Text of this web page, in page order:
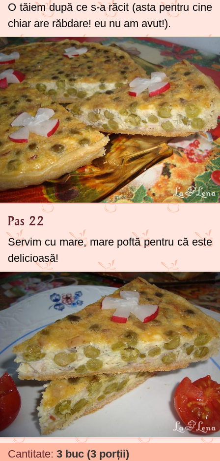
O tăiem după ce s-a răcit (asta pentru cine
chiar are răbdare! eu nu am avut!).
Pas 22
Servim cu mare, mare poftă pentru că este
delicioasă!
Cantitate: 3 buc (3 porții)